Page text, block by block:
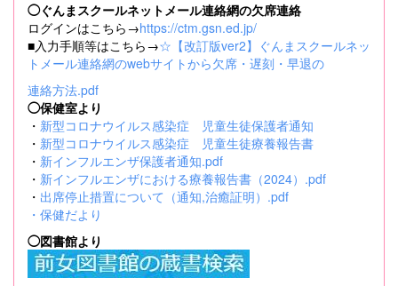
◯ぐんまスクールネットメール連絡網の欠席連絡
ログインはこちら→https://ctm.gsn.ed.jp/
■入力手順等はこちら→☆【改訂版ver2】ぐんまスクールネッ
トメール連絡網のwebサイトから欠席・遅刻・早退の
連絡方法.pdf
◯保健室より
・ 新型コロナウイルス感染症 児童生徒保護者通知
・ 新型コロナウイルス感染症 児童生徒療養報告書
・ 新インフルエンザ保護者通知.pdf
・ 新インフルエンザにおける療養報告書（2024）.pdf
・ 出席停止措置について（通知,治癒証明）.pdf
・ 保健だより
◯図書館より